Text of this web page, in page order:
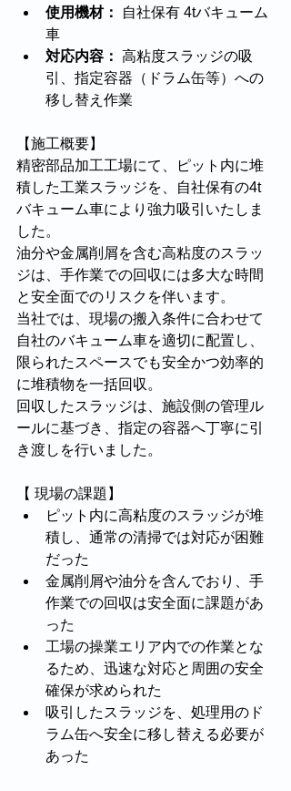
使用機材：
自社保有 4tバキューム
車
対応内容： 高粘度スラッジの吸
引、指定容器（ドラム缶等）への
移し替え作業
【施工概要】
精密部品加工工場にて、ピット内に堆
積した工業スラッジを、自社保有の4t
バキューム車により強力吸引いたしま
した。
油分や金属削屑を含む高粘度のスラッ
ジは、手作業での回収には多大な時間
と安全面でのリスクを伴います。
当社では、現場の搬入条件に合わせて
自社のバキューム車を適切に配置し、
限られたスペースでも安全かつ効率的
に堆積物を一括回収。
回収したスラッジは、施設側の管理ル
ールに基づき、指定の容器へ丁寧に引
き渡しを行いました。
【 現場の課題】
ピット内に高粘度のスラッジが堆
積し、通常の清掃では対応が困難
だった
金属削屑や油分を含んでおり、手
作業での回収は安全面に課題があ
った
工場の操業エリア内での作業とな
るため、迅速な対応と周囲の安全
確保が求められた
吸引したスラッジを、処理用のド
ラム缶へ安全に移し替える必要が
あった